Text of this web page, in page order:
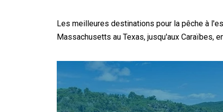
Les meilleures destinations pour la pêche à
Massachusetts au Texas, jusqu'aux Caraïbes,